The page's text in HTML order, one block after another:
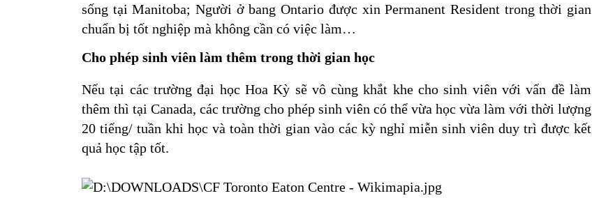
sống tại Manitoba; Người ở bang Ontario được xin Permanent Resident trong thời gian
chuẩn bị tốt nghiệp mà không cần có việc làm…
Cho phép sinh viên làm thêm trong thời gian học
Nếu tại các trường đại học Hoa Kỳ sẽ vô cùng khắt khe cho sinh viên với vấn đề làm
thêm thì tại Canada, các trường cho phép sinh viên có thể vừa học vừa làm với thời lượng
20 tiếng/ tuần khi học và toàn thời gian vào các kỳ nghỉ miễn sinh viên duy trì được kết
quả học tập tốt.